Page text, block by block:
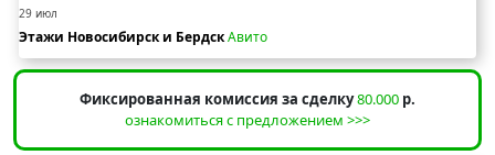
29 июл
Этажи Новосибирск и БердскАвито
Фиксированная комиссия за сделку80.000 р.
ознакомиться с предложением >>>